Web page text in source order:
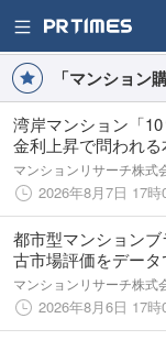
「マンション
湾岸マンション「
金利上昇で問われ
マンションリサーチ株式
2026年8月7日 17時
都市型マンション
古市場評価をデー
都心好立地、開発思
マンションリサーチ株式
2026年8月6日 17時